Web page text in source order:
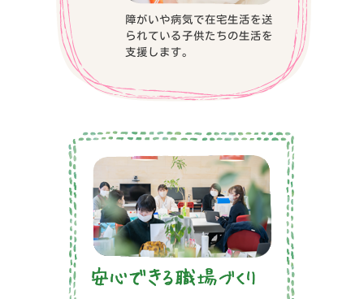
障がいや病気で在宅生活を送
られている子供たちの生活を
支援します。